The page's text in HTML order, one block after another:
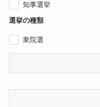
知事選挙
選挙の種類
衆院選